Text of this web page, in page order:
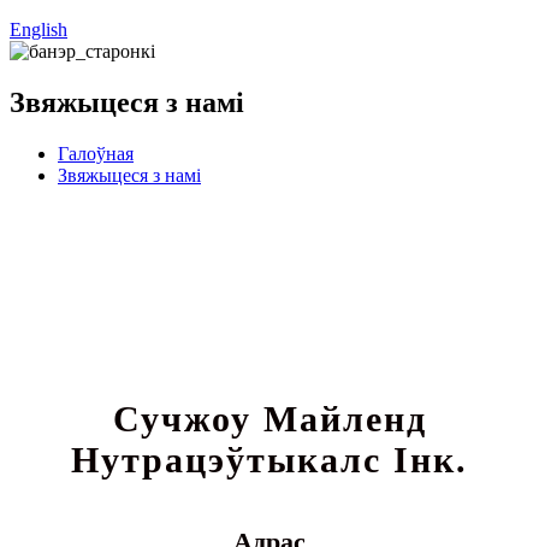
English
Звяжыцеся з намі
Галоўная
Звяжыцеся з намі
Сучжоу Майленд
Нутрацэўтыкалс Інк.